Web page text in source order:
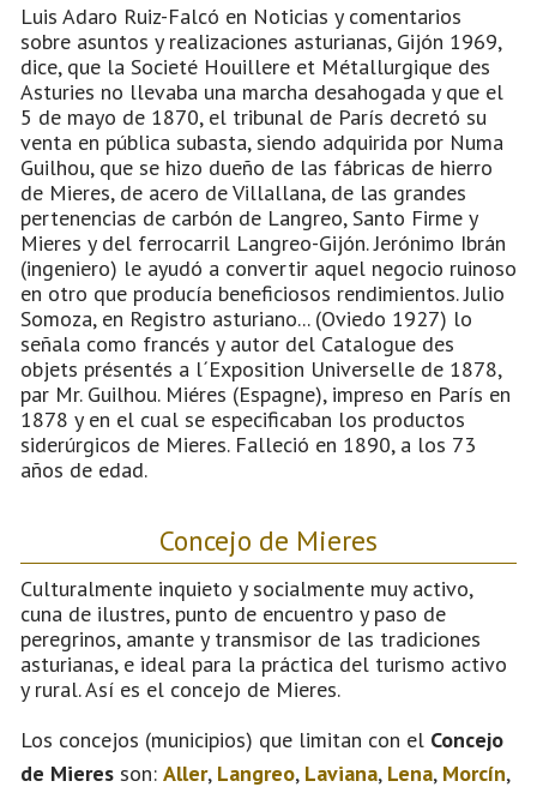
Luis Adaro Ruiz-Falcó en Noticias y comentarios
sobre asuntos y realizaciones asturianas, Gijón 1969,
dice, que la Societé Houillere et Métallurgique des
Asturies no llevaba una marcha desahogada y que el
5 de mayo de 1870, el tribunal de París decretó su
venta en pública subasta, siendo adquirida por Numa
Guilhou, que se hizo dueño de las fábricas de hierro
de Mieres, de acero de Villallana, de las grandes
pertenencias de carbón de Langreo, Santo Firme y
Mieres y del ferrocarril Langreo-Gijón. Jerónimo Ibrán
(ingeniero) le ayudó a convertir aquel negocio ruinoso
en otro que producía beneficiosos rendimientos. Julio
Somoza, en Registro asturiano... (Oviedo 1927) lo
señala como francés y autor del Catalogue des
objets présentés a l´Exposition Universelle de 1878,
par Mr. Guilhou. Miéres (Espagne), impreso en París en
1878 y en el cual se especificaban los productos
siderúrgicos de Mieres. Falleció en 1890, a los 73
años de edad.
Concejo de Mieres
Culturalmente inquieto y socialmente muy activo,
cuna de ilustres, punto de encuentro y paso de
peregrinos, amante y transmisor de las tradiciones
asturianas, e ideal para la práctica del turismo activo
y rural. Así es el concejo de Mieres.
Los concejos (municipios) que limitan con el Concejo
de Mieres son: Aller, Langreo, Laviana, Lena, Morcín,